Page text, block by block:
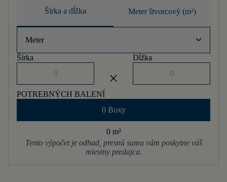
Šírka a dĺžka Meter štvorcový (m²)
Meter keyboard_arrow_down
Šírka
close
Dĺžka
POTREBNÝCH BALENÍ
0 Boxy
0 m²
Tento výpočet je odhad, presnú sumu vám poskytne váš
miestny predajca.